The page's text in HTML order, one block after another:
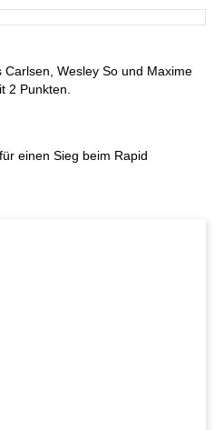
Wesley So und Maxime
2 Punkten.
einen Sieg beim Rapid